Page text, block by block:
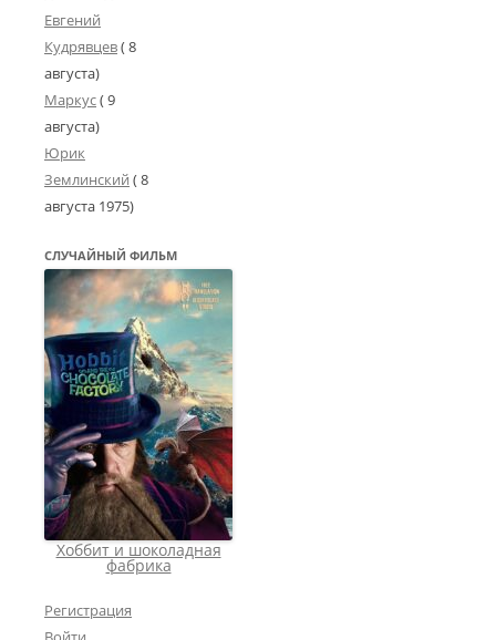
Евгений
Кудрявцев( 8
августа)
Маркус( 9
августа)
Юрик
Землинский (8
августа 1975)
СЛУЧАЙНЫЙ ФИЛЬМ
Хоббит и шоколадная
фабрика
Регистрация